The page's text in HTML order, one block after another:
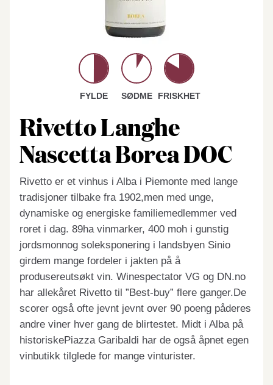
FYLDE SØDME FRISKHET
Rivetto Langhe
Nascetta Borea DOC
Rivetto er et vinhus i Alba i Piemonte med lange
tradisjoner tilbake fra 1902,men med unge,
dynamiske og energiske familiemedlemmer ved
roret i dag. 89ha vinmarker, 400 moh i gunstig
jordsmonnog soleksponering i landsbyen Sinio
girdem mange fordeler i jakten på å
produsereutsøkt vin. Winespectator VG og DN.no
har allekåret Rivetto til ”Best-buy” flere ganger.De
scorer også ofte jevnt jevnt over 90 poeng påderes
andre viner hver gang de blirtestet. Midt i Alba på
historiskePiazza Garibaldi har de også åpnet egen
vinbutikk tilglede for mange vinturister.